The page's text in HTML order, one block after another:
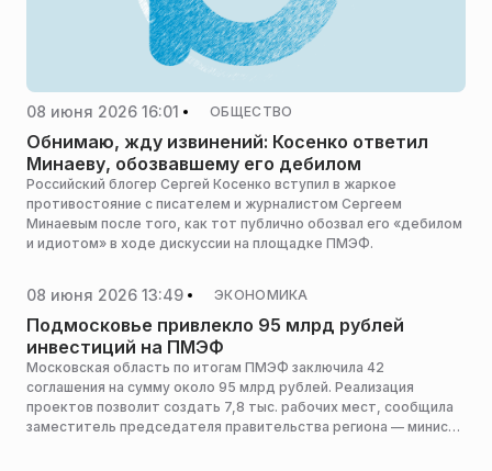
08 июня 2026 16:01 ОБЩЕСТВО
Обнимаю, жду извинений: Косенко ответил
Минаеву, обозвавшему его дебилом
Российский блогер Сергей Косенко вступил в жаркое
противостояние с писателем и журналистом Сергеем
Минаевым после того, как тот публично обозвал его «дебилом
и идиотом» в ходе дискуссии на площадке ПМЭФ.
08 июня 2026 13:49 ЭКОНОМИКА
Подмосковье привлекло 95 млрд рублей
инвестиций на ПМЭФ
Московская область по итогам ПМЭФ заключила 42
соглашения на сумму около 95 млрд рублей. Реализация
проектов позволит создать 7,8 тыс. рабочих мест, сообщила
заместитель председателя правительства региона — министр